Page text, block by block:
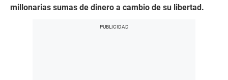
millonarias sumas de dinero a cambio de su libertad.